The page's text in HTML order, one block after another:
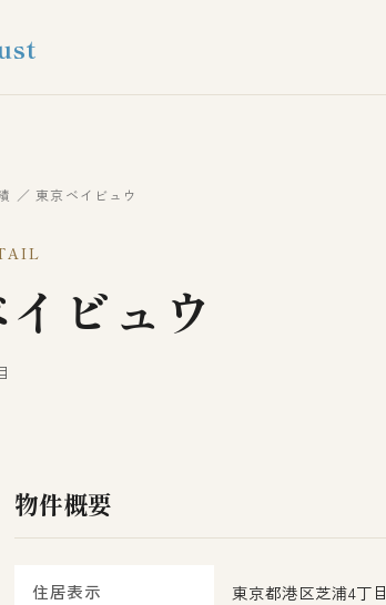
／ 東京ベイビュウ
ビュウ
物件概要
住居表示 東京都港区芝浦4丁目